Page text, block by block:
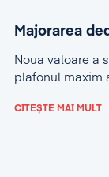
Majorarea
Noua valoare a
plafonul maxim
CITEȘTE MAI MULT